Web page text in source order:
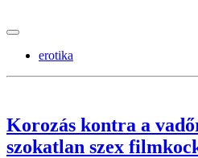
erotika
Korozás kontra a
szokatlan szex